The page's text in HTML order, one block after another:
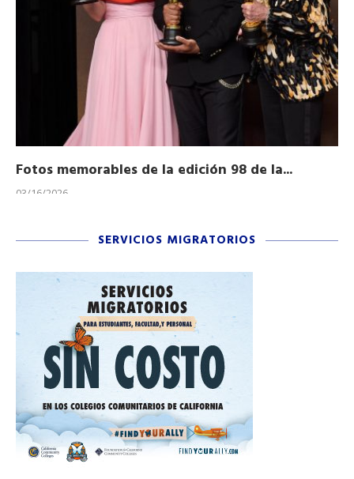
Fotos memorables de la edición 98 de la...
03/16/2026
SERVICIOS MIGRATORIOS